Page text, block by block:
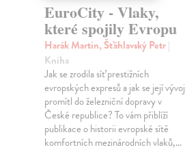
EuroCity - Vlaky,
které spojily Evropu
Harák Martin, Šťáhlavský Petr|
Kniha
Jak se zrodila síť prestižních
evropských expresů a jak se její vývoj
promítl do železniční dopravy v
České republice? To vám přiblíží
publikace o historii evropské sítě
komfortních mezinárodních vlaků,…